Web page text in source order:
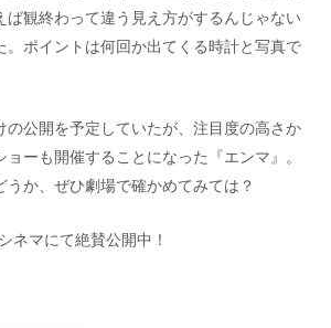
ば観終わって違う見え方がするんじゃない
。ポイントは何回か出てくる時計と写真で
の公開を予定していたが、注目度の高さか
ーも開催することになった『エンマ』。
か、ぜひ劇場で確かめてみては？
ネマにて絶賛公開中！